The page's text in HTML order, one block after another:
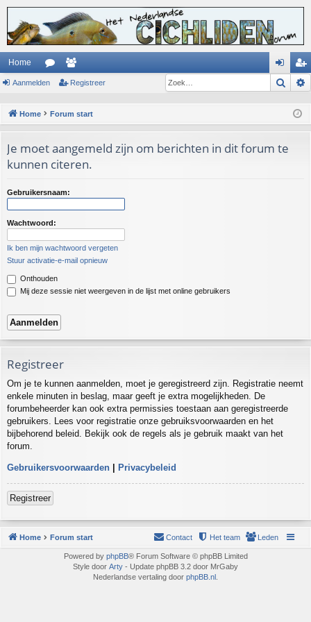
Home
or
m
s
ed an
el
de
eg
re
Aanmelden Registreer Zoek
Home Forum start
Je moet aangemeld zijn om berichten in dit forum te
kunnen citeren.
Gebruikersnaam:
Wachtwoord:
Ik ben mijn wachtwoord vergeten
Stuur activatie-e-mail opnieuw
Onthouden
Mij deze sessie niet weergeven in de lijst met online gebruikers
Registreer
Om je te kunnen aanmelden, moet je geregistreerd zijn. Registratie neemt
enkele minuten in beslag, maar geeft je extra mogelijkheden. De
forumbeheerder kan ook extra permissies toestaan aan geregistreerde
gebruikers. Lees voor registratie onze gebruiksvoorwaarden en het
bijbehorend beleid. Bekijk ook de regels als je gebruik maakt van het
forum.
Gebruikersvoorwaarden Privacybeleid
Registreer
Home Forum start Leden
Het team
Contact
Powered by phpBB® Forum Software © phpBB Limited
Style door Arty - Update phpBB 3.2 door MrGaby
Nederlandse vertaling door phpBB.nl